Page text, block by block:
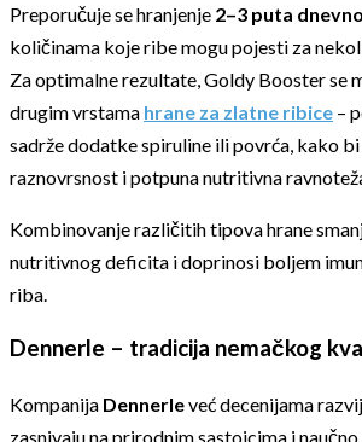
Preporučuje se hranjenje 2–3 puta dnevno
količinama koje ribe mogu pojesti za
Za optimalne rezultate, Goldy Booster se
drugim vrstama hrane za zlatne ribice –
sadrže dodatke spiruline ili povrća, kako
raznovrsnost i potpuna nutritivna
Kombinovanje različitih tipova hrane
nutritivnog deficita i doprinosi boljem
riba.
Dennerle – tradicija nemačkog
Kompanija Dennerleveć decenijama
zasnivaju na prirodnim sastojcima i